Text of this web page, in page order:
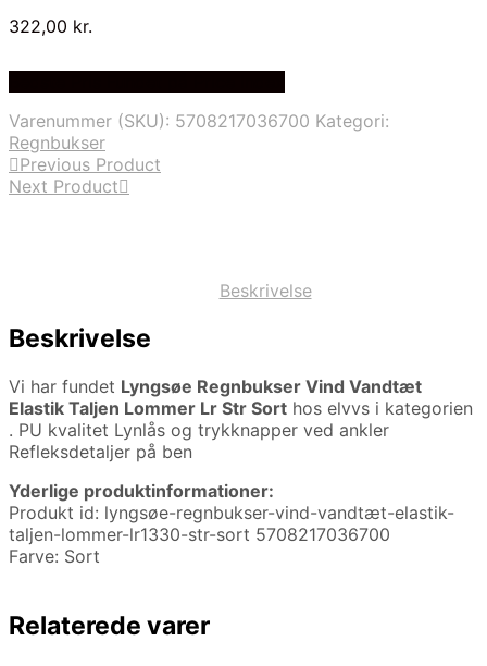
322,00 kr.
Varenummer (SKU): 5708217036700 Kategori:
Regnbukser
Previous Product
Next Product
Beskrivelse
Beskrivelse
Vi har fundet Lyngsøe Regnbukser Vind Vandtæt
Elastik Taljen Lommer Lr Str Sort hos elvvs i kategorien
. PU kvalitet Lynlås og trykknapper ved ankler
Refleksdetaljer på ben
Yderlige produktinformationer:
Produkt id: lyngsøe-regnbukser-vind-vandtæt-elastik-
taljen-lommer-lr1330-str-sort 5708217036700
Farve: Sort
Relaterede varer